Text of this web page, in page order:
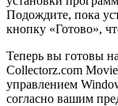
Подождите, пока
кнопку «Готово»,
Теперь вы готовы
Collectorz.com
управлением
согласно вашим